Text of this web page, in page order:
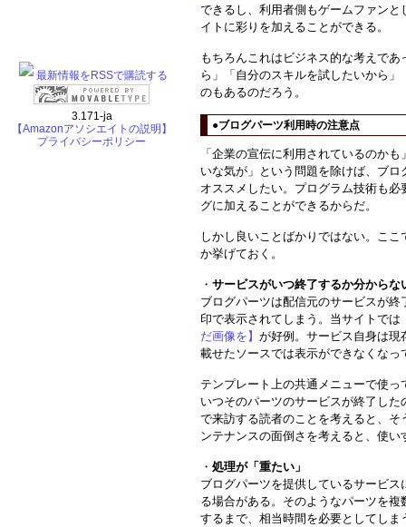
できるし、利用者側もゲームファン
イトに彩りを加えることができる。
もちろんこれはビジネス的な考えで
ら」「自分のスキルを試したいから
のもあるのだろう。
●ブログパーツ利用時の注意点
「企業の宣伝に利用されているのか
いな気が」という問題を除けば、ブ
オススメしたい。プログラム技術も
グに加えることができるからだ。
しかし良いことばかりではない。こ
か挙げておく。
・ サービスがいつ終了するか分からな
ブログパーツは配信元のサービスが
印で表示されてしまう。当サイトでは
だ画像を】 が好例。サービス自身は現
載せたソースでは表示ができなくなっ
テンプレート上の共通メニューで使
いつそのパーツのサービスが終了し
で来訪する読者のことを考えると、
ンテナンスの面倒さを考えると、使い
・ 処理が「重たい」
ブログパーツを提供しているサービ
る場合がある。そのようなパーツを
するまで、相当時間を必要としてし
最新情報をRSSで購読する
3.171-ja
【Amazonアソシエイトの説明】
プライバシーポリシー